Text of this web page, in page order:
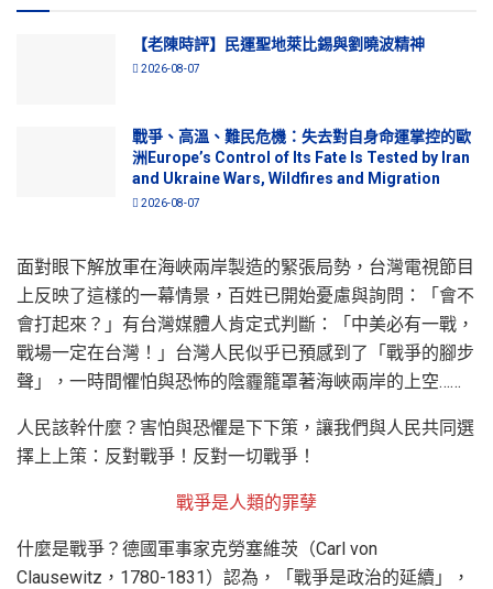
【老陳時評】民運聖地萊比錫與劉曉波精神
2026-08-07
戰爭、高溫、難民危機：失去對自身命運掌控的歐
洲Europe’s Control of Its Fate Is Tested by Iran
and Ukraine Wars, Wildfires and Migration
2026-08-07
面對眼下解放軍在海峽兩岸製造的緊張局勢，台灣電視節目
上反映了這樣的一幕情景，百姓已開始憂慮與詢問：「會不
會打起來？」有台灣媒體人肯定式判斷：「中美必有一戰，
戰場一定在台灣！」台灣人民似乎已預感到了「戰爭的腳步
聲」，一時間懼怕與恐怖的陰霾籠罩著海峽兩岸的上空……
人民該幹什麼？害怕與恐懼是下下策，讓我們與人民共同選
擇上上策：反對戰爭！反對一切戰爭！
戰爭是人類的罪孽
什麼是戰爭？德國軍事家克勞塞維茨（Carl von
Clausewitz，1780-1831）認為，「戰爭是政治的延續」，